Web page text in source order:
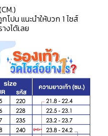
โปน แนะนำให้บวก 1 ไซส์
งได้เลย